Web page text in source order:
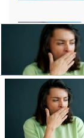
LO MÁS
¿Por qué se contagia?
La ciencia explica por
es contagioso